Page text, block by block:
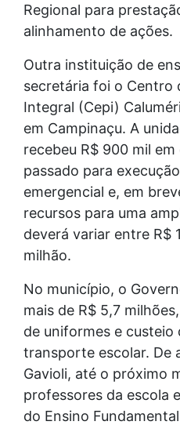
Regional para
alinhamento de ações.
Outra instituição de
secretária foi o Centro
Integral (Cepi)
em Campinaçu. A
recebeu R$ 900 mil
passado para
emergencial e, em
recursos para uma
deverá variar entre R$
milhão.
No município, o
mais de R$ 5,7
de uniformes e custeio
transporte escolar. De
Gavioli, até o próximo
professores da escola
do Ensino